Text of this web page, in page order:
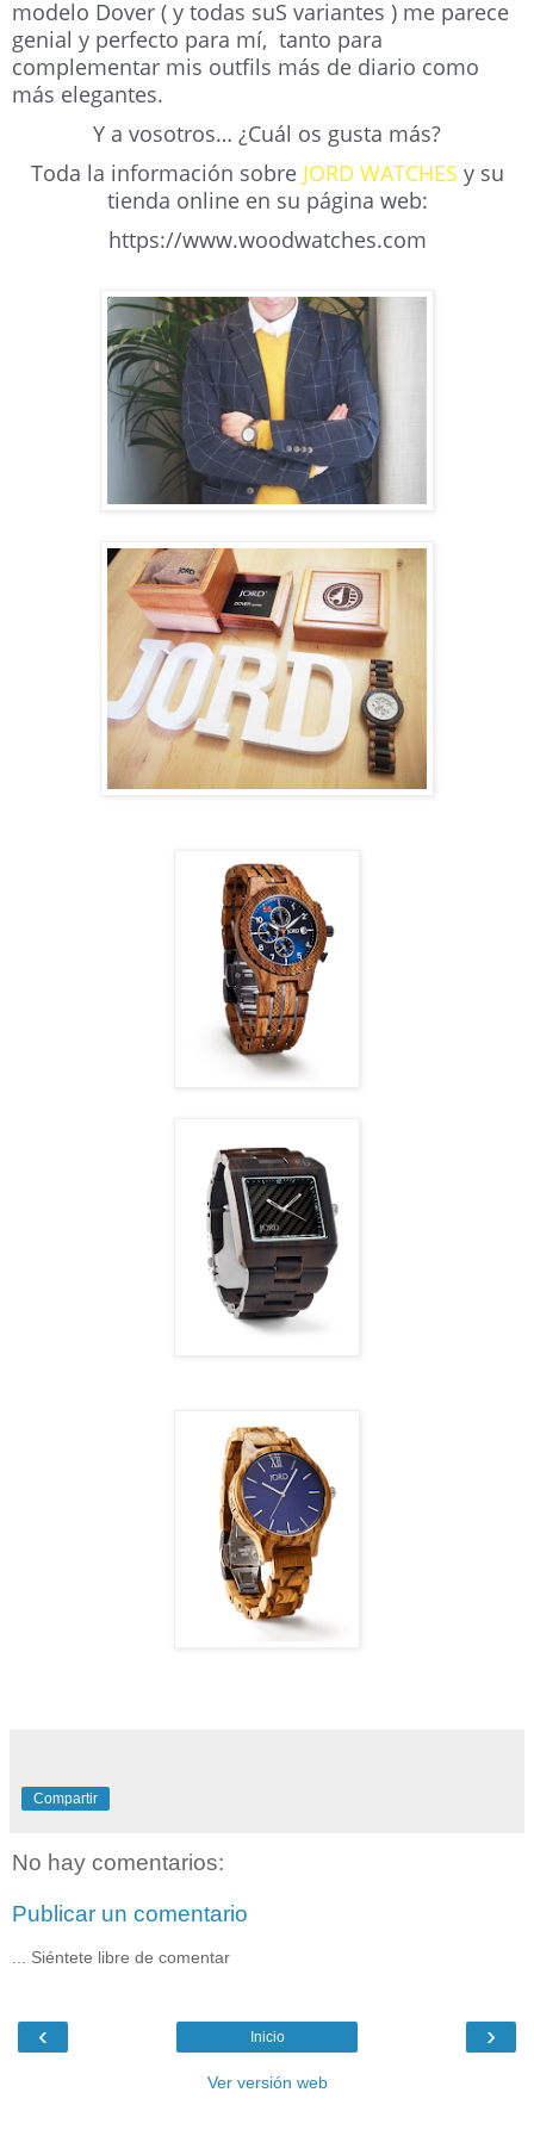
modelo Dover ( y todas suS variantes ) me parece
genial y perfecto para mí, tanto para
complementar mis outfils más de diario como
más elegantes.
Y a vosotros… ¿Cuál os gusta más?
Toda la información sobre JORD WATCHES y su
tienda online en su página web:
https://www.woodwatches.com
Compartir
No hay comentarios:
Publicar un comentario
... Siéntete libre de comentar
‹ ›
Inicio
Ver versión web